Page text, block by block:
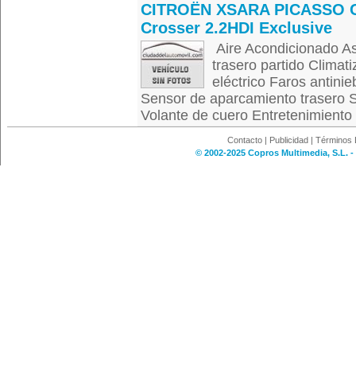
CITROËN XSARA PICASSO
Crosser 2.2HDI Exclusive
Aire Acondicionado
trasero partido
eléctrico Faros
Sensor de aparcamiento trasero
Volante de cuero
Contacto | Publicidad | Términos
© 2002-2025 Copros Multimedia, S.L.